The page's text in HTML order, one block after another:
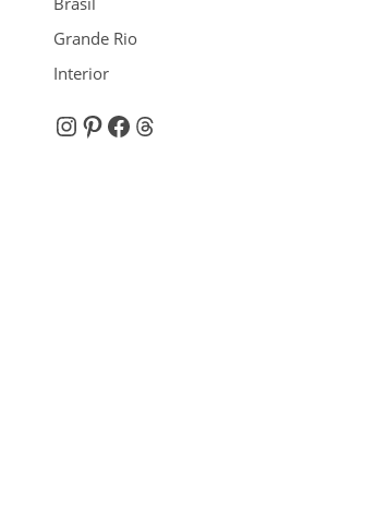
Grande Rio
Interior
Instagram
Pinterest
Facebook
Threads